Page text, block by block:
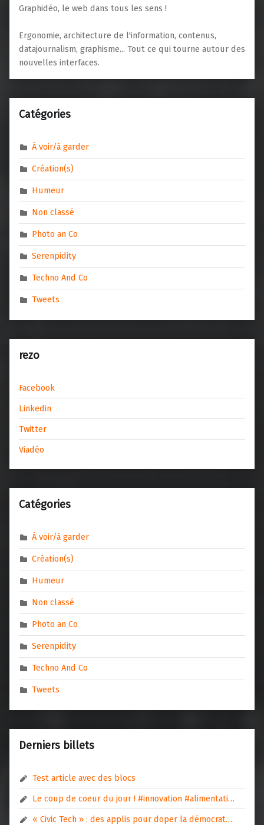
Graphidéo, le web dans tous les sens !
Ergonomie, architecture de l'information, contenus,
datajournalism, graphisme... Tout ce qui tourne autour des
nouvelles interfaces.
Catégories
Á voir/à garder
Création(s)
Humeur
Non classé
Photo an Co
Serenpidity
Techno And Co
Tweets
rezo
Facebook
Linkedin
Twitter
Viadéo
Catégories
Á voir/à garder
Création(s)
Humeur
Non classé
Photo an Co
Serenpidity
Techno And Co
Tweets
Derniers billets
Test article avec des blocs
Le coup de coeur du jour ! #innovation #alimentati…
« Civic Tech » : des applis pour doper la démocrat…